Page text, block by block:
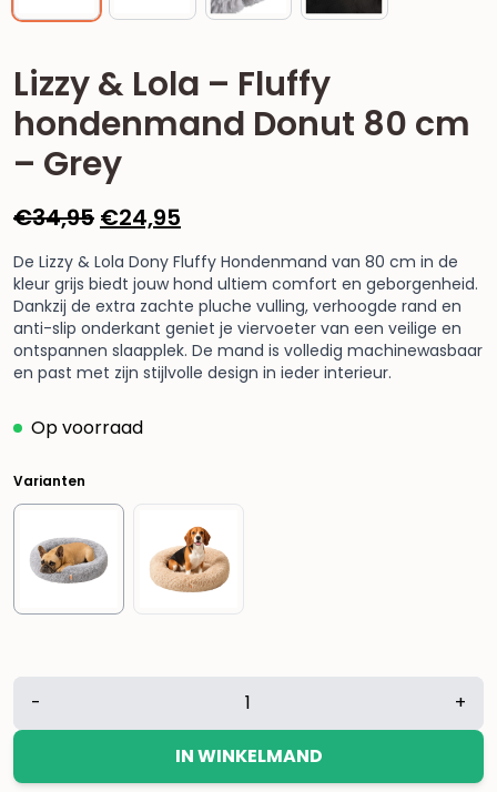
Lizzy & Lola – Fluffy
hondenmand Donut 80 cm
– Grey
€34,95 Oorspronkelijke
was:
€34,95.
€24,95
is:
€24,95.
De Lizzy & Lola Dony Fluffy Hondenmand van 80 cm in de
kleur grijs biedt jouw hond ultiem comfort en geborgenheid.
Dankzij de extra zachte pluche vulling, verhoogde rand en
anti-slip onderkant geniet je viervoeter van een veilige en
ontspannen slaapplek. De mand is volledig machinewasbaar
en past met zijn stijlvolle design in ieder interieur.
Op voorraad
Varianten
Lola
- +
IN WINKELMAND